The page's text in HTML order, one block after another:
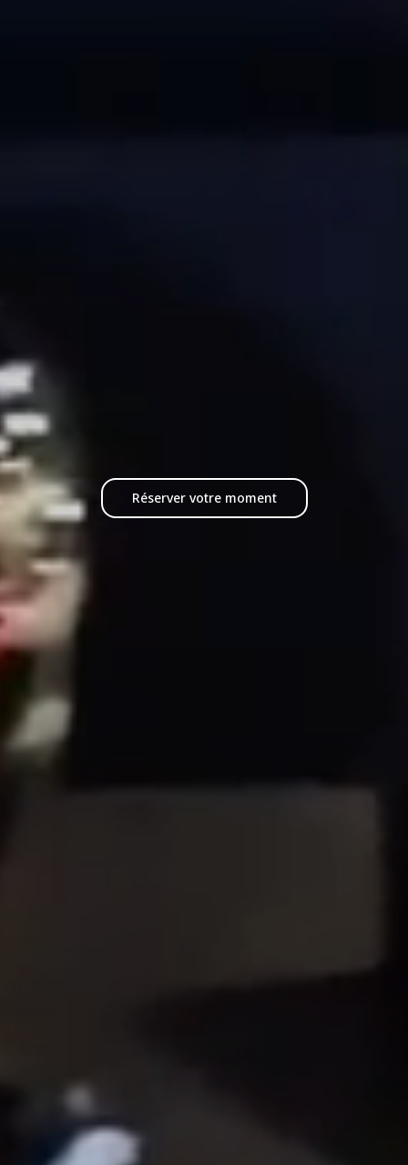
Réserver votre moment